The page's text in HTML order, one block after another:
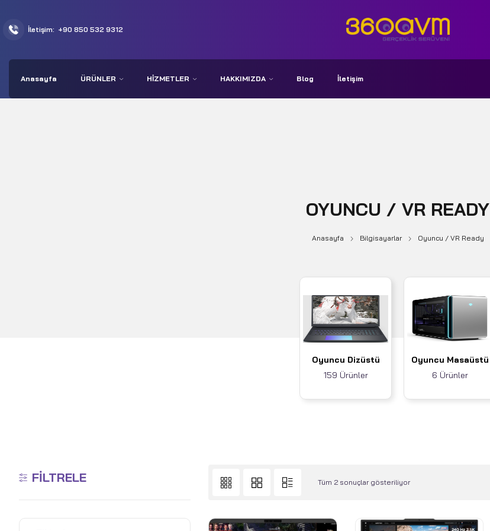
İletişim: +90 850 532 9312
Anasayfa ÜRÜNLER HIZMETLER HAKKIMIZDA Blog İletişim
OYUNCU / VR READY
Anasayfa Bilgisayarlar Oyuncu / VR Ready
Oyuncu Dizüstü
159 Ürünler
Oyuncu Masaüstü
6 Ürünler
FILTRELE Tüm 2 sonuçlar gösteriliyor